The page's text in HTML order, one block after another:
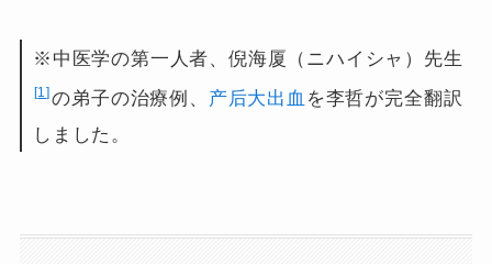
※中医学の第一人者、倪海厦（ニハイシャ）先生
1 の弟子の治療例、 产后大出血 を李哲が完全翻訳
しました。